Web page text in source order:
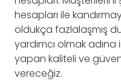
hesapları ile
oldukça fazlalaşmış
yardımcı olmak adına
yapan kaliteli ve
vereceğiz.